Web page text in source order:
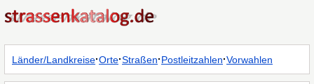
Länder/Landkreise·Orte·Straßen·Postleitzahlen·Vorwahlen